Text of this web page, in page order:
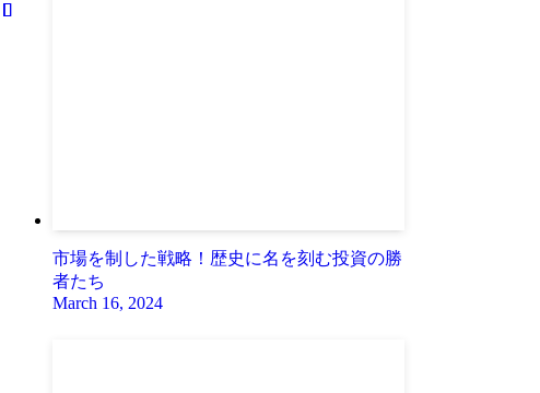
市場を制した戦略！歴史に名を刻む投資の勝
者たち
March 16, 2024